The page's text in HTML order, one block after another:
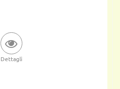
Dettagli